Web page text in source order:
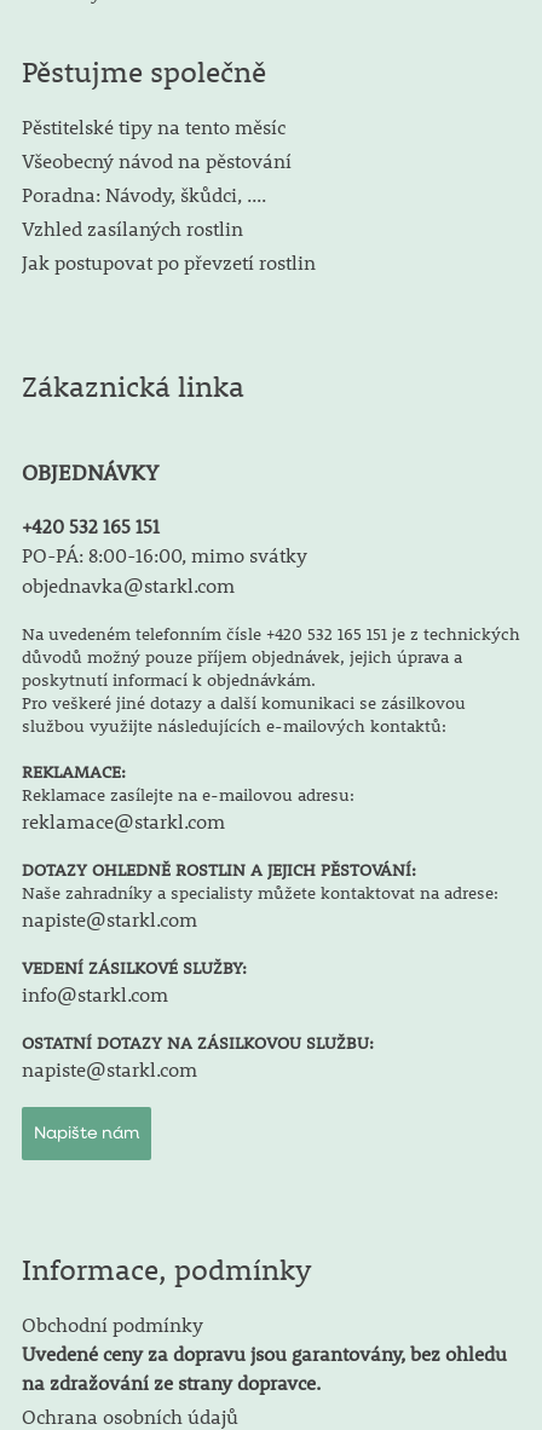
Pěstujme společně
Pěstitelské tipy na tento měsíc
Všeobecný návod na pěstování
Poradna: Návody, škůdci, ....
Vzhled zasílaných rostlin
Jak postupovat po převzetí rostlin
Zákaznická linka
OBJEDNÁVKY
+420 532 165 151
PO-PÁ: 8:00-16:00, mimo svátky
objednavka@starkl.com
Na uvedeném telefonním čísle +420 532 165 151 je z technických
důvodů možný pouze příjem objednávek, jejich úprava a
poskytnutí informací k objednávkám.
Pro veškeré jiné dotazy a další komunikaci se zásilkovou
službou využijte následujících e-mailových kontaktů:
REKLAMACE:
Reklamace zasílejte na e-mailovou adresu:
reklamace@starkl.com
DOTAZY OHLEDNĚ ROSTLIN A JEJICH PĚSTOVÁNÍ:
Naše zahradníky a specialisty můžete kontaktovat na adrese:
napiste@starkl.com
VEDENÍ ZÁSILKOVÉ SLUŽBY:
info@starkl.com
OSTATNÍ DOTAZY NA ZÁSILKOVOU SLUŽBU:
napiste@starkl.com
Napište nám
Informace, podmínky
Obchodní podmínky
Uvedené ceny za dopravu jsou garantovány, bez ohledu
na zdražování ze strany dopravce.
Ochrana osobních údajů